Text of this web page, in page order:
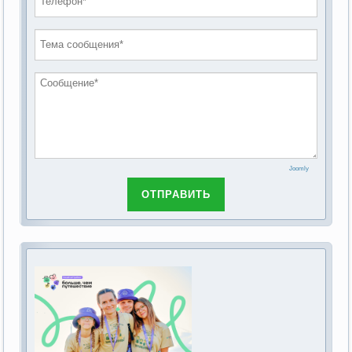
обсуждению Федерального закона Российской
основах социального обслуживания граждан в
2019 год
2018 год
Joomly
ОТПРАВИТЬ